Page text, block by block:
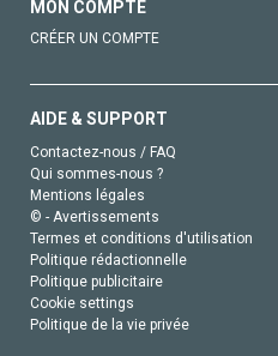
MON COMPTE
CRÉER UN COMPTE
AIDE & SUPPORT
Contactez-nous / FAQ
Qui sommes-nous ?
Mentions légales
© - Avertissements
Termes et conditions d'utilisation
Politique rédactionnelle
Politique publicitaire
Cookie settings
Politique de la vie privée